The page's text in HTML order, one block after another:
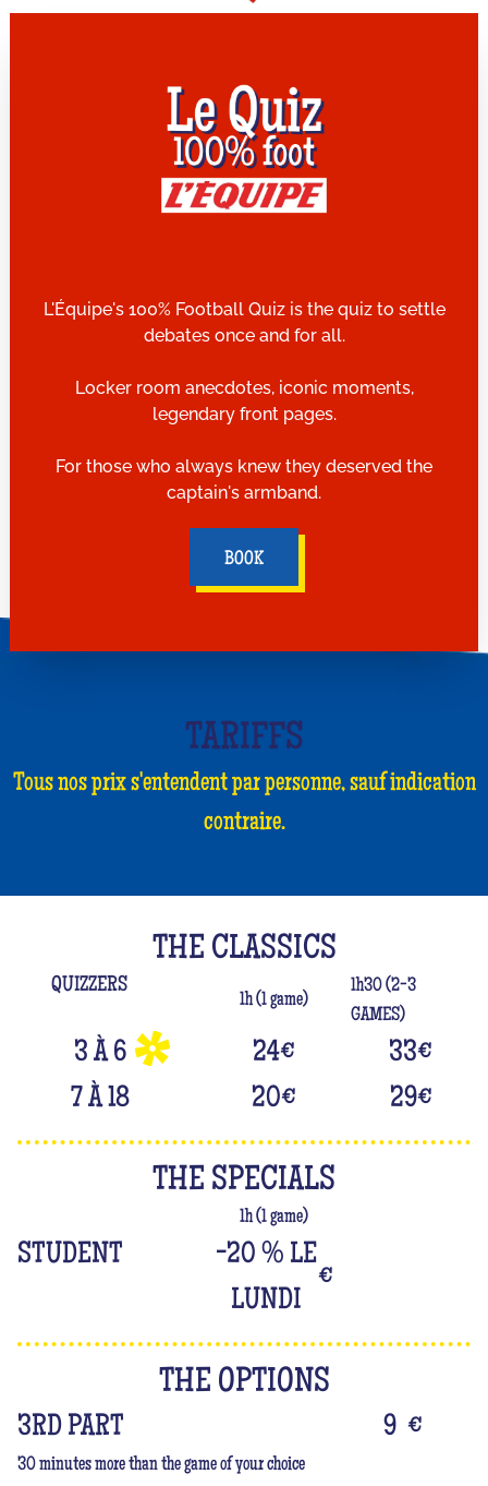
L'Équipe's 100% Football Quiz is the quiz to settle
debates once and for all.
Locker room anecdotes, iconic moments,
legendary front pages.
For those who always knew they deserved the
captain's armband.
BOOK
TARIFFS
Tous nos prix s'entendent par personne, sauf indication
contraire.
THE CLASSICS
QUIZZERS
1h (1 game)
1h30 (2-3
GAMES)
3 À 6 24€ 33€
7 À 18
20€ 29€
THE SPECIALS
1h (1 game)
STUDENT
-20 % LE
LUNDI
€
THE OPTIONS
3RD PART
30 minutes more than the game of your choice
9 €